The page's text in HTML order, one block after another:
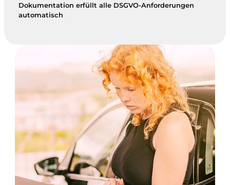
Dokumentation erfüllt alle DSGVO-Anforderungen
automatisch